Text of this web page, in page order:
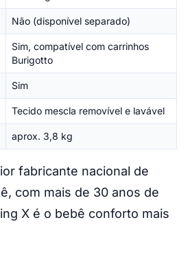
Não (disponível separado)
Sim, compatível com carrinhos
Burigotto
Sim
Tecido mescla removível e lavável
aprox. 3,8 kg
fabricante nacional de
com mais de 30 anos de
X é o bebê conforto mais